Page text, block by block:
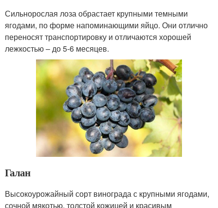
Сильнорослая лоза обрастает крупными темными
ягодами, по форме напоминающими яйцо. Они отлично
переносят транспортировку и отличаются хорошей
лежкостью – до 5-6 месяцев.
Галан
Высокоурожайный сорт винограда с крупными ягодами,
сочной мякотью, толстой кожицей и красивым